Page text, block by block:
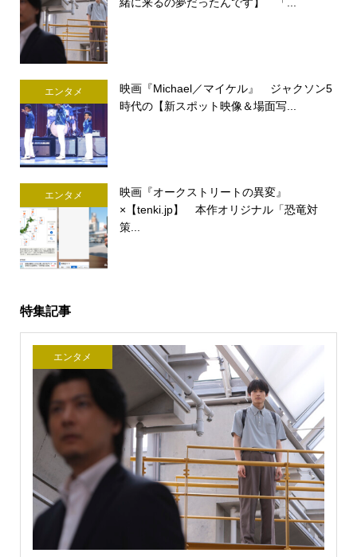
緒に来るの夢だったんです】 「...
エンタメ
映画『Michael／マイケル』 ジャクソン5
時代の【新スポット映像＆場面写...
エンタメ
映画『オークストリートの異変』
×【tenki.jp】 本作オリジナル「恐竜対
策...
特集記事
エンタメ